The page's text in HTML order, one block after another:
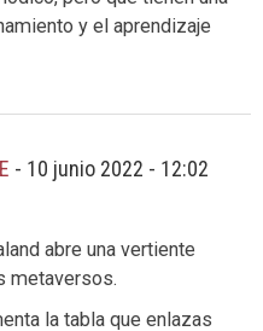
y el aprendizaje
- 10 junio 2022 - 12:02
abre una vertiente
metaversos.
la tabla que enlazas